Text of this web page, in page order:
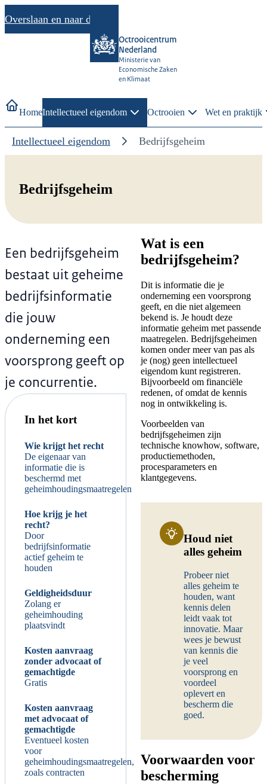
Overslaan en naar de inhoud gaan
Octrooicentrum
Nederland
Ministerie van
Economische Zaken
en Klimaat
HomeIntellectueel eigendom Octrooien Wet en praktijk
Intellectueel eigendom Bedrijfsgeheim
Bedrijfsgeheim
Wat is een
bedrijfsgeheim?
Dit is informatie die je
onderneming een voorsprong
geeft, en die niet algemeen
bekend is. Je houdt deze
informatie geheim met passende
maatregelen. Bedrijfsgeheimen
komen onder meer van pas als
je (nog) geen intellectueel
eigendom kunt registreren.
Bijvoorbeeld om financiële
redenen, of omdat de kennis
nog in ontwikkeling is.
Voorbeelden van
bedrijfsgeheimen zijn
technische knowhow, software,
productiemethoden,
procesparameters en
klantgegevens.
Houd niet
alles geheim
Probeer niet
alles geheim te
houden, want
kennis delen
leidt vaak tot
innovatie. Maar
wees je bewust
van kennis die
je veel
voorsprong en
voordeel
oplevert en
bescherm die
goed.
Voorwaarden voor
bescherming
Een bedrijfsgeheim
bestaat uit geheime
bedrijfsinformatie
die jouw
onderneming een
voorsprong geeft op
je concurrentie.
In het kort
Wie krijgt het recht
De eigenaar van
informatie die is
beschermd met
geheimhoudingsmaatregelen
Hoe krijg je het
recht?
Door
bedrijfsinformatie
actief geheim te
houden
Geldigheidsduur
Zolang er
geheimhouding
plaatsvindt
Kosten aanvraag
zonder advocaat of
gemachtigde
Gratis
Kosten aanvraag
met advocaat of
gemachtigde
Eventueel kosten
voor
geheimhoudingsmaatregelen,
zoals contracten